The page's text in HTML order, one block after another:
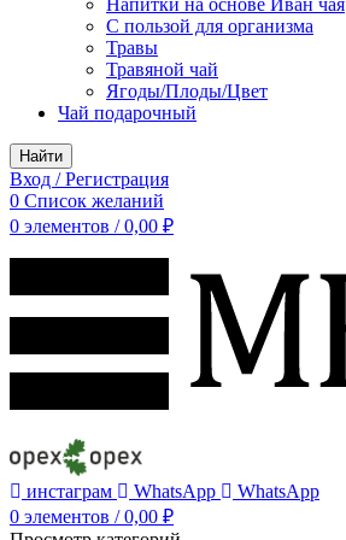
Напитки на основе Иван чая
С пользой для организма
Травы
Травяной чай
Ягоды/Плоды/Цвет
Чай подарочный
Найти
Вход / Регистрация
0 Список желаний
0 элементов / 0,00 ₽
инстаграм WhatsApp
WhatsApp
0 элементов / 0,00 ₽